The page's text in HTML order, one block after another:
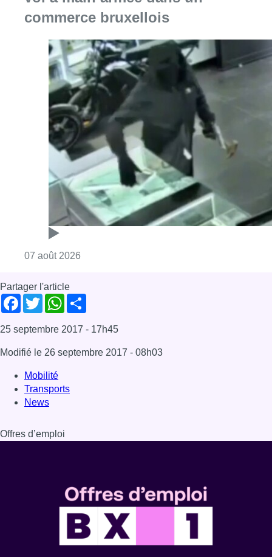
commerce bruxellois
07 août 2026
Partager l'article
Facebook
TwitterWhatsApp
25 septembre 2017 - 17h45
Modifié le 26 septembre 2017 - 08h03
Mobilité
Transports
News
Offres d’emploi